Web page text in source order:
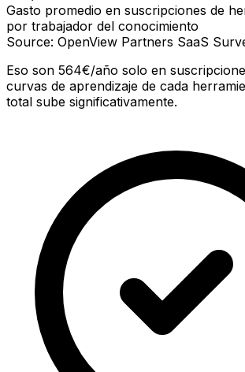
Gasto promedio en suscripciones de
por trabajador del conocimiento
Source: OpenView Partners SaaS
Eso son 564€/año solo en
curvas de aprendizaje de cada
total sube significativamente.